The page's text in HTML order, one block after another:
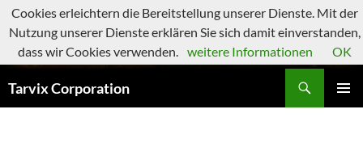
Zum
Inhalt
springen
Tarvix Corporation
Cookies erleichtern die Bereitstellung unserer Dienste. Mit der
Nutzung unserer Dienste erklären Sie sich damit einverstanden,
dass wir Cookies verwenden. weitere Informationen OK